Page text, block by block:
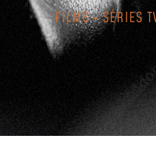
FILMS • SÉRIES